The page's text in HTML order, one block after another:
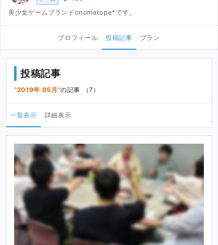
美少女ゲームブランドonomatope*です。
プロフィール 投稿記事 プラン
投稿記事
2019年 05月 の記事 （7）
一覧表示 詳細表示